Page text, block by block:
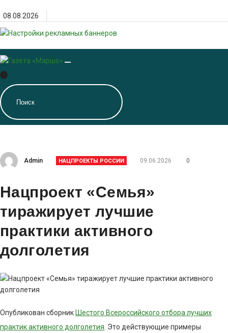
содержанию
08.08.2026
Admin НАЦПРОЕКТЫ РОССИИ 09.06.2026 0
Нацпроект «Семья»
тиражирует лучшие
практики активного
долголетия
Опубликован сборник Шестого Всероссийского отбора лучших
практик активного долголетия . Это действующие примеры